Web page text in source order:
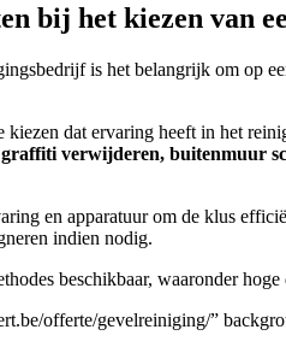
bij het kiezen van
is het belangrijk om op
dat ervaring heeft in het
verwijderen, buitenmuur
en apparatuur om de klus
indien nodig.
beschikbaar, waaronder
offerte/gevelreiniging/”